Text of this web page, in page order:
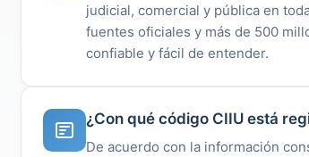
judicial, comercial y pública en
fuentes oficiales y más de 500
confiable y fácil de entender.
¿Con qué código CIIU está
De acuerdo con la información